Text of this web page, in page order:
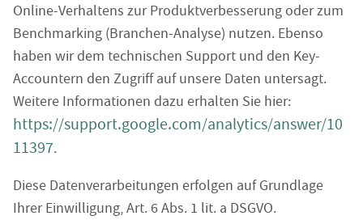
Online-Verhaltens zur Produktverbesserung oder zum
Benchmarking (Branchen-Analyse) nutzen. Ebenso
haben wir dem technischen Support und den Key-
Accountern den Zugriff auf unsere Daten untersagt.
Weitere Informationen dazu erhalten Sie hier:
https://support.google.com/analytics/answer/10
11397.
Diese Datenverarbeitungen erfolgen auf Grundlage
Ihrer Einwilligung, Art. 6 Abs. 1 lit. a DSGVO.